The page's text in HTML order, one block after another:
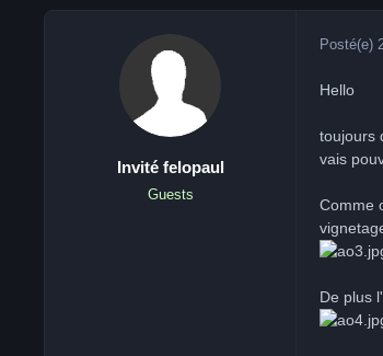
Invité felopaul
Guests
Posté(e)
Hello
toujours
vais
Comme
De plus